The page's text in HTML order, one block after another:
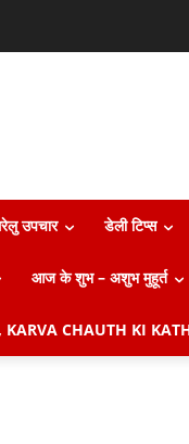
उपचार डेली टिप्स
आज के शुभ – अशुभ मुहूर्त
KARVA CHAUTH KI